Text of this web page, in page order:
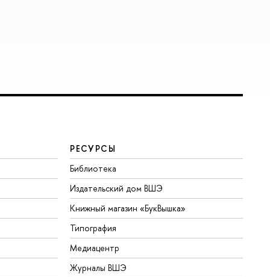
РЕСУРСЫ
Библиотека
Издательский дом ВШЭ
Книжный магазин «БукВышка»
Типография
Медиацентр
Журналы ВШЭ